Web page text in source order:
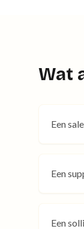
Wat
Een
Een
Een